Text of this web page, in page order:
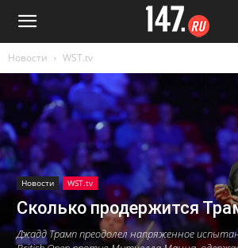
Новости WST.tv
Новости WST.tv
Сколько продержится
Джадд Трамп преодолел напряженное